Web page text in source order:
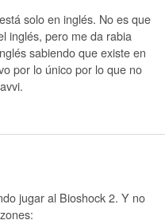
solo en inglés. No es que
inglés, pero me da rabia
sabiendo que existe en
por lo único por lo que no
jugar al Bioshock 2. Y no